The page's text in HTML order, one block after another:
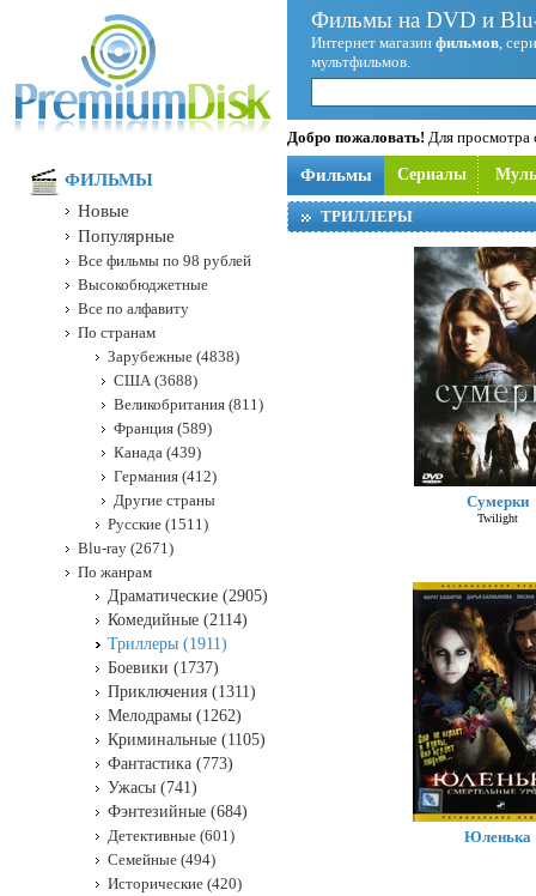
Фильмы на DVD и
Интернет магазин фильмов,
мультфильмов.
Добро пожаловать! Для просмотра
Фильмы Сериалы
ТРИЛЛЕРЫ
Сумерки
Twilight
Юленька
ФИЛЬМЫ
Новые
Популярные
Все фильмы по 98 рублей
Высокобюджетные
Все по алфавиту
По странам
Зарубежные (4838)
США (3688)
Великобритания (811)
Франция (589)
Канада (439)
Германия (412)
Другие страны
Русские (1511)
Blu-ray (2671)
По жанрам
Драматические (2905)
Комедийные (2114)
Триллеры (1911)
Боевики (1737)
Приключения (1311)
Мелодрамы (1262)
Криминальные (1105)
Фантастика (773)
Ужасы (741)
Фэнтезийные (684)
Детективные (601)
Семейные (494)
Исторические (420)